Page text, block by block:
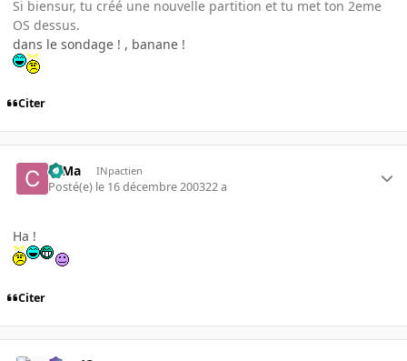
Si biensur, tu créé une nouvelle partition et tu met ton 2eme
OS dessus.
dans le sondage ! , banane !
Citer
c0Ma INpactien
Posté(e) le 16 décembre 200322 a
Ha !
Citer